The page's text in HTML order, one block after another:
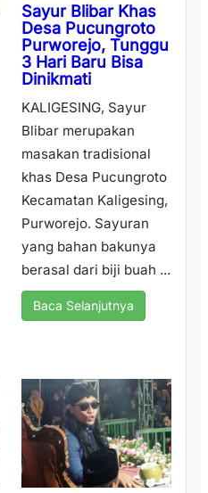
Sayur Blibar Khas
Desa Pucungroto
Purworejo, Tunggu
3 Hari Baru Bisa
Dinikmati
KALIGESING, Sayur
Blibar merupakan
masakan tradisional
khas Desa Pucungroto
Kecamatan Kaligesing,
Purworejo. Sayuran
yang bahan bakunya
berasal dari biji buah ...
Baca Selanjutnya